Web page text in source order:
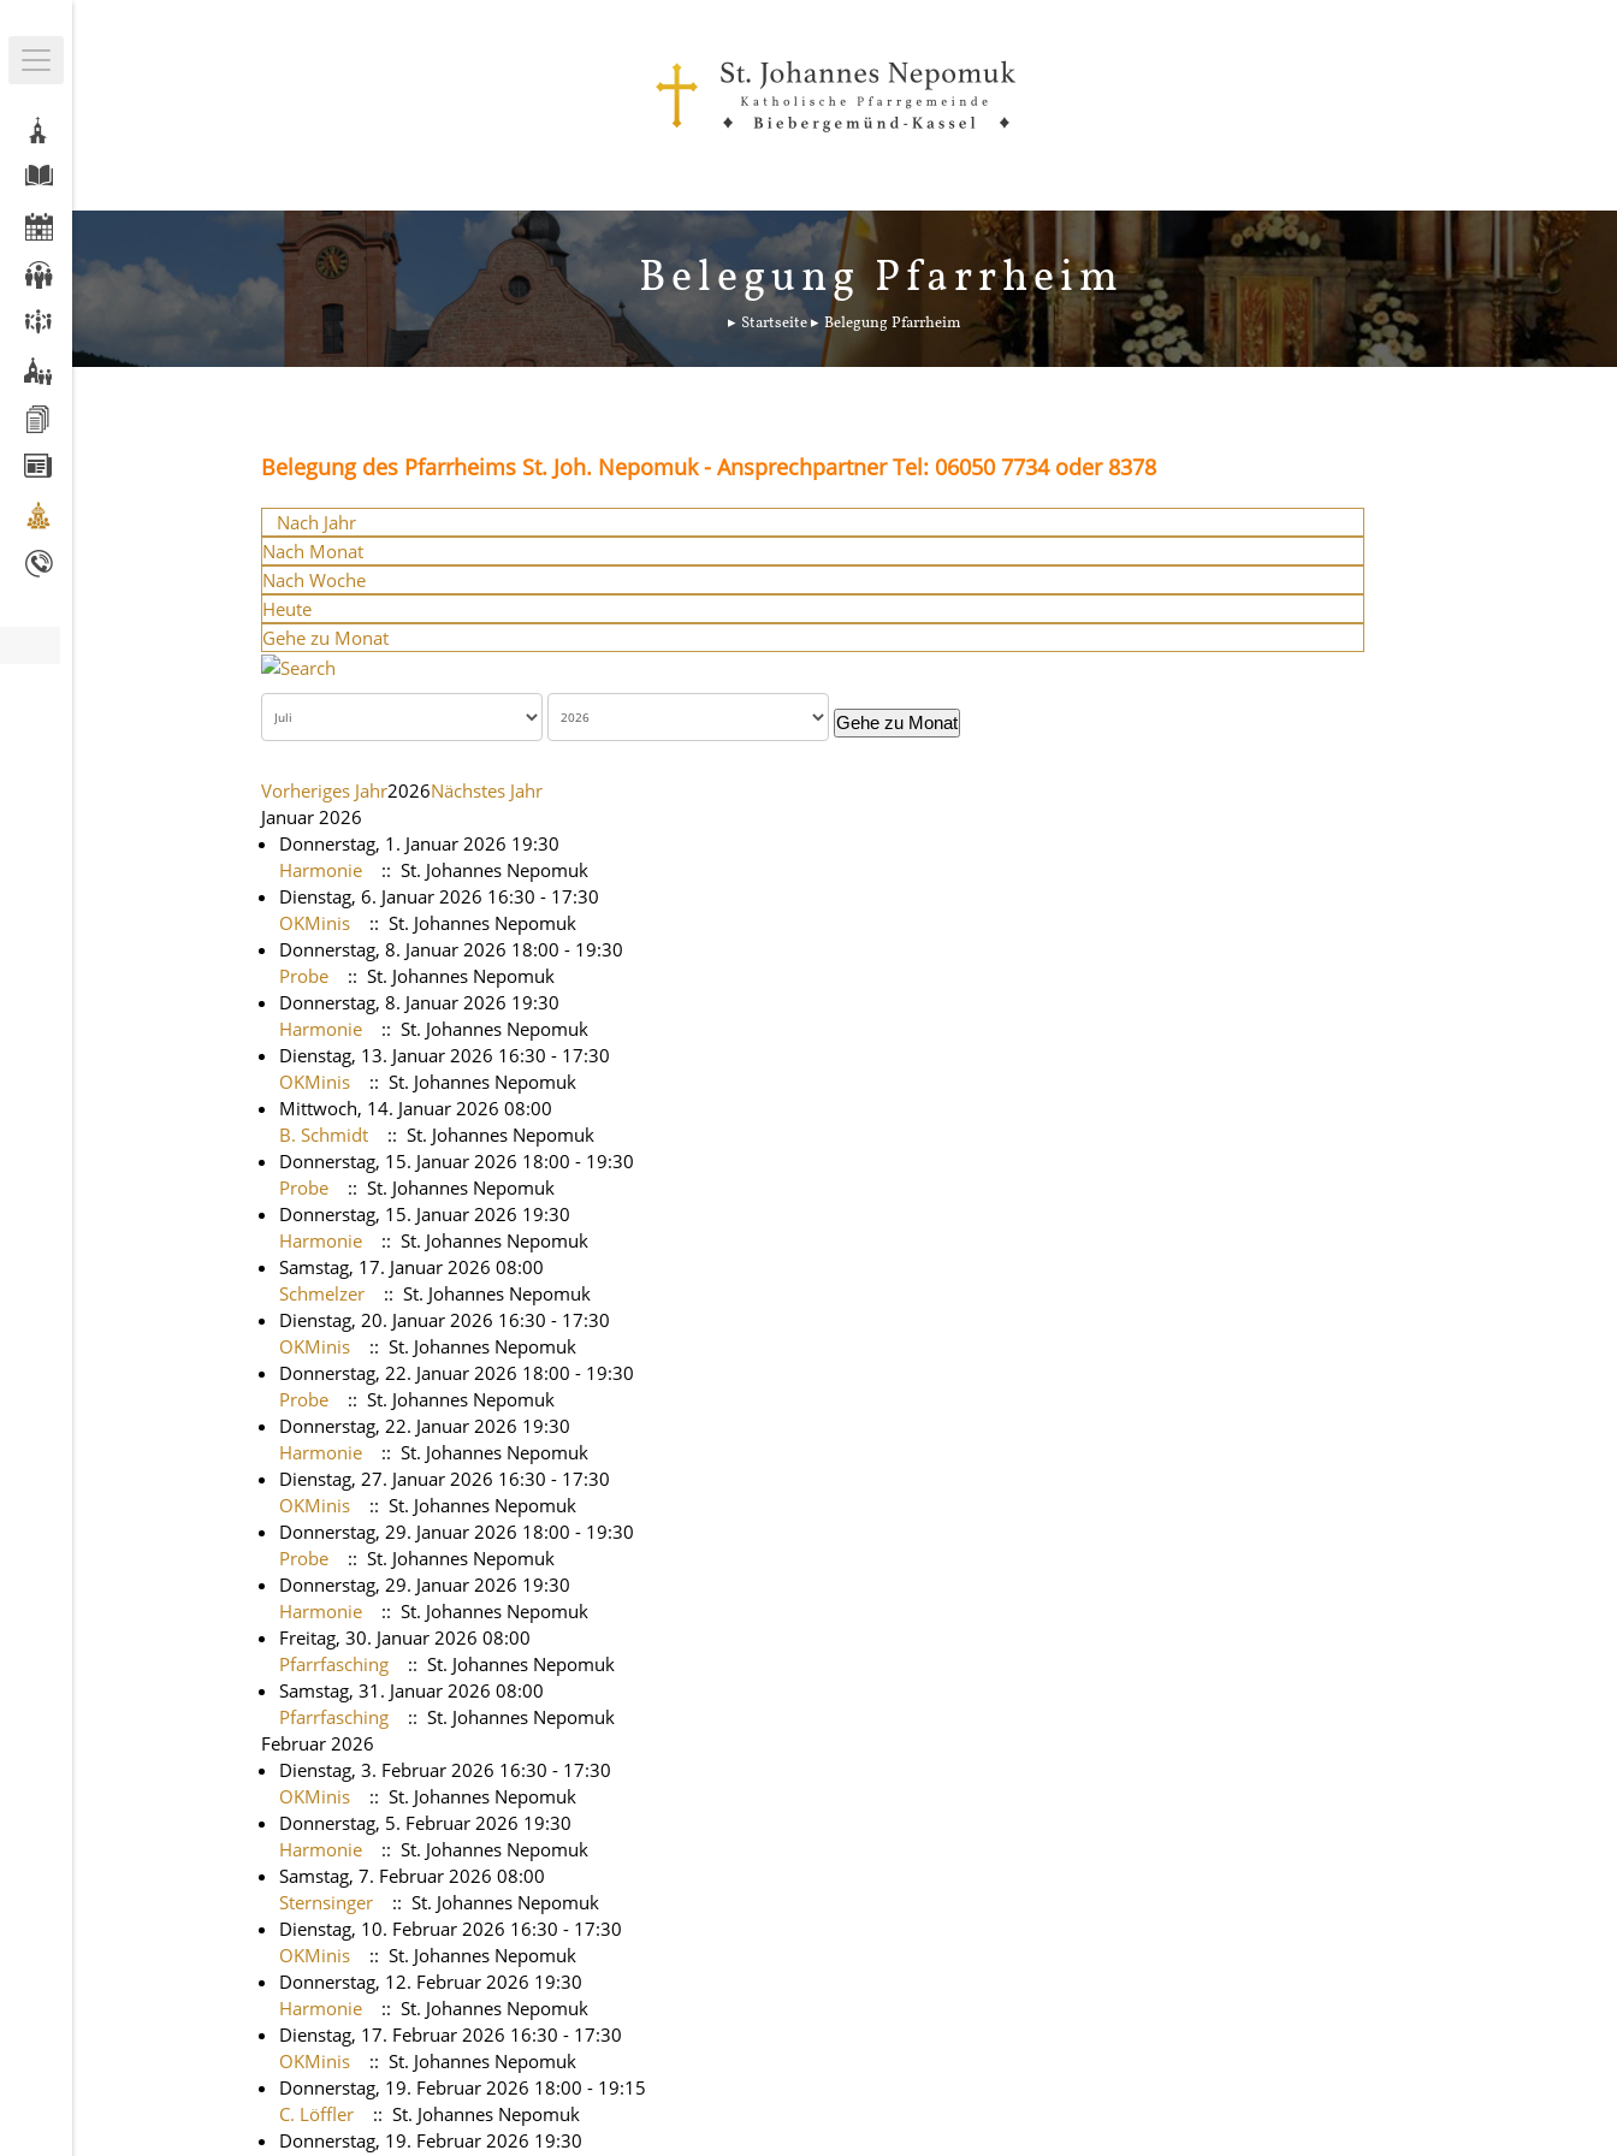
Belegung Pfarrheim
Startseite Belegung Pfarrheim
Belegung des Pfarrheims St. Joh. Nepomuk - Ansprechpartner Tel: 06050 7734 oder 8378
Nach Jahr
Nach Monat
Nach Woche
Heute
Gehe zu Monat
Gehe zu Monat
Vorheriges Jahr2026Nächstes Jahr
Januar 2026
Donnerstag, 1. Januar 2026 19:30
Harmonie
:: St. Johannes Nepomuk
Dienstag, 6. Januar 2026 16:30 - 17:30
OKMinis
:: St. Johannes Nepomuk
Donnerstag, 8. Januar 2026 18:00 - 19:30
Probe
:: St. Johannes Nepomuk
Donnerstag, 8. Januar 2026 19:30
Harmonie
:: St. Johannes Nepomuk
Dienstag, 13. Januar 2026 16:30 - 17:30
OKMinis
:: St. Johannes Nepomuk
Mittwoch, 14. Januar 2026 08:00
B. Schmidt
:: St. Johannes Nepomuk
Donnerstag, 15. Januar 2026 18:00 - 19:30
Probe
:: St. Johannes Nepomuk
Donnerstag, 15. Januar 2026 19:30
Harmonie
:: St. Johannes Nepomuk
Samstag, 17. Januar 2026 08:00
Schmelzer
:: St. Johannes Nepomuk
Dienstag, 20. Januar 2026 16:30 - 17:30
OKMinis
:: St. Johannes Nepomuk
Donnerstag, 22. Januar 2026 18:00 - 19:30
Probe
:: St. Johannes Nepomuk
Donnerstag, 22. Januar 2026 19:30
Harmonie
:: St. Johannes Nepomuk
Dienstag, 27. Januar 2026 16:30 - 17:30
OKMinis
:: St. Johannes Nepomuk
Donnerstag, 29. Januar 2026 18:00 - 19:30
Probe
:: St. Johannes Nepomuk
Donnerstag, 29. Januar 2026 19:30
Harmonie
:: St. Johannes Nepomuk
Freitag, 30. Januar 2026 08:00
Pfarrfasching
:: St. Johannes Nepomuk
Samstag, 31. Januar 2026 08:00
Pfarrfasching
:: St. Johannes Nepomuk
Februar 2026
Dienstag, 3. Februar 2026 16:30 - 17:30
OKMinis
:: St. Johannes Nepomuk
Donnerstag, 5. Februar 2026 19:30
Harmonie
:: St. Johannes Nepomuk
Samstag, 7. Februar 2026 08:00
Sternsinger
:: St. Johannes Nepomuk
Dienstag, 10. Februar 2026 16:30 - 17:30
OKMinis
:: St. Johannes Nepomuk
Donnerstag, 12. Februar 2026 19:30
Harmonie
:: St. Johannes Nepomuk
Dienstag, 17. Februar 2026 16:30 - 17:30
OKMinis
:: St. Johannes Nepomuk
Donnerstag, 19. Februar 2026 18:00 - 19:15
C. Löffler
:: St. Johannes Nepomuk
Donnerstag, 19. Februar 2026 19:30